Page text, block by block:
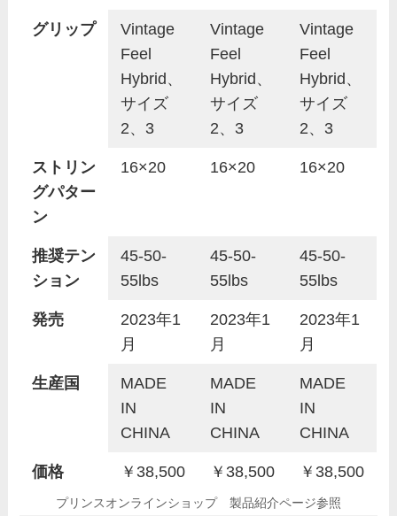
グリップ
Vintage
Feel
Hybrid、
サイズ
2、3
Vintage
Feel
Hybrid、
サイズ
2、3
Vintage
Feel
Hybrid、
サイズ
2、3
ストリン
グパター
ン
16×20 16×20 16×20
推奨テン
ション
45-50-
55lbs
45-50-
55lbs
45-50-
55lbs
発売
2023年1
月
2023年1
月
2023年1
月
生産国
MADE
IN
CHINA
MADE
IN
CHINA
MADE
IN
CHINA
価格 ￥38,500 ￥38,500 ￥38,500
プリンスオンラインショップ 製品紹介ページ参照